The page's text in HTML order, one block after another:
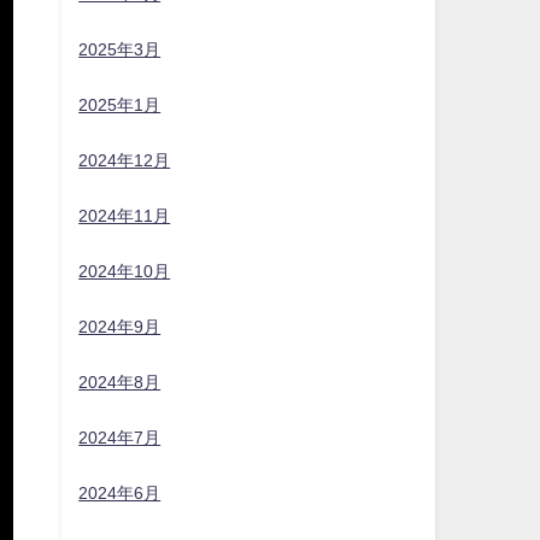
2025年3月
2025年1月
2024年12月
2024年11月
2024年10月
2024年9月
2024年8月
2024年7月
2024年6月